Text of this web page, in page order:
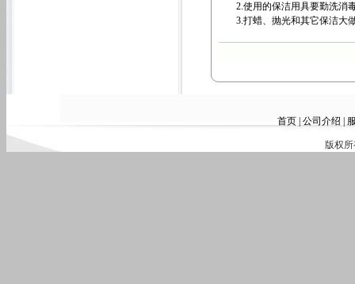
2.使用的保洁用具要勤洗消
3.打蜡、抛光和其它保洁大
首页| 公司介绍
版权